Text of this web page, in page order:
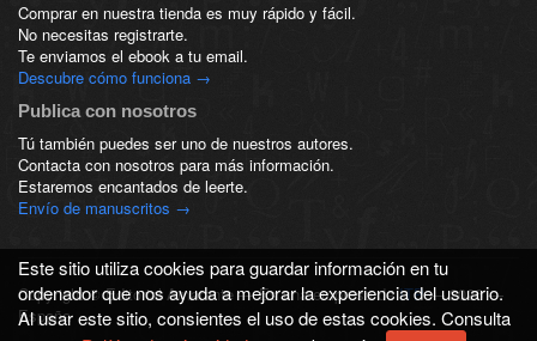
Comprar en nuestra tienda es muy rápido y fácil.
No necesitas registrarte.
Te enviamos el ebook a tu email.
Descubre cómo funciona →
Publica con nosotros
Tú también puedes ser uno de nuestros autores.
Contacta con nosotros para más información.
Estaremos encantados de leerte.
Envío de manuscritos →
Copyright © Editorial Amarante — Es una empresa deITP— 2026 —
España
Este sitio utiliza cookies para guardar información en tu
ordenador que nos ayuda a mejorar la experiencia del usuario.
Al usar este sitio, consientes el uso de estas cookies. Consulta